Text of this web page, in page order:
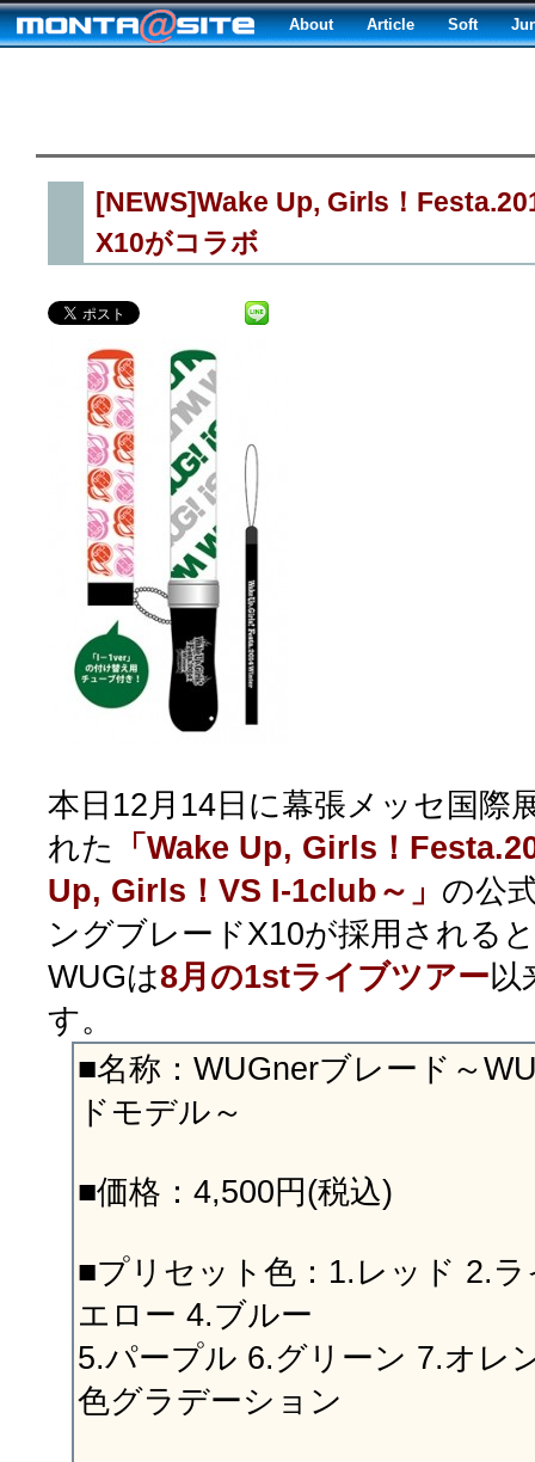
About Article Soft
[NEWS]Wake Up, Girls！
X10がコラボ
本日12月14日に幕張メッセ国際
れた
「Wake Up, Girls！
Up, Girls！VS I-1club～」 の公
ングブレードX10が採用される
WUGは8月の1stライブツアー以
す。
■名称：WUGnerブレード～
ドモデル～
■価格：4,500円(税込)
■プリセット色：1.レッド 2.
エロー 4.ブルー
5.パープル 6.グリーン 7.オレ
色グラデーション